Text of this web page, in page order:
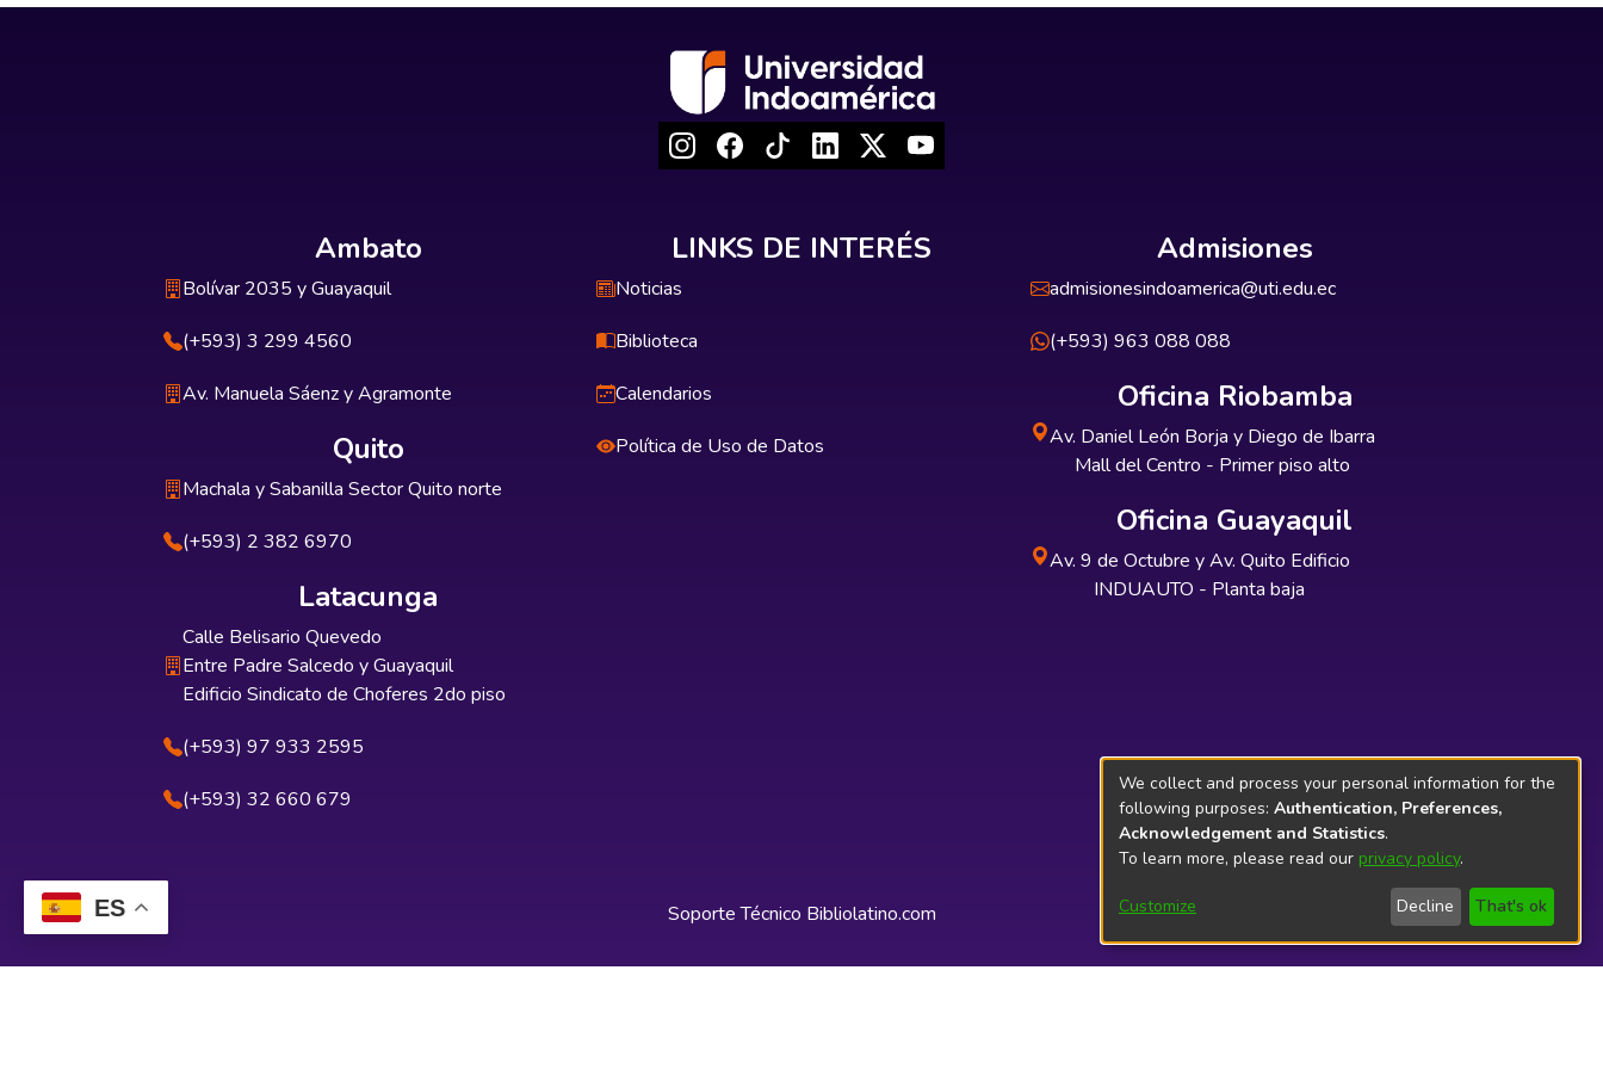
ES
Ambato
Bolívar 2035 y Guayaquil
(+593) 3 299 4560
Av. Manuela Sáenz y Agramonte
Quito
Machala y Sabanilla Sector Quito norte
(+593) 2 382 6970
Latacunga
Calle Belisario Quevedo
Entre Padre Salcedo y Guayaquil
Edificio Sindicato de Choferes 2do piso
(+593) 97 933 2595
(+593) 32 660 679
LINKS DE INTERÉS
Noticias
Biblioteca
Calendarios
Política de Uso de Datos
Admisiones
admisionesindoamerica@uti.edu.ec
(+593) 963 088 088
Oficina Riobamba
Av. Daniel León Borja y Diego de Ibarra
Mall del Centro - Primer piso alto
Oficina Guayaquil
Av. 9 de Octubre y Av. Quito Edificio
INDUAUTO - Planta baja
Soporte Técnico Bibliolatino.com
We collect and process your personal information for the
following purposes: Authentication, Preferences,
Acknowledgement and Statistics.
To learn more, please read our privacy policy.
Customize Decline That's ok